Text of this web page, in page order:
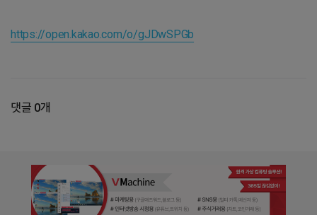
https://open.kakao.com/o/gJDwSPGb
댓글 0개